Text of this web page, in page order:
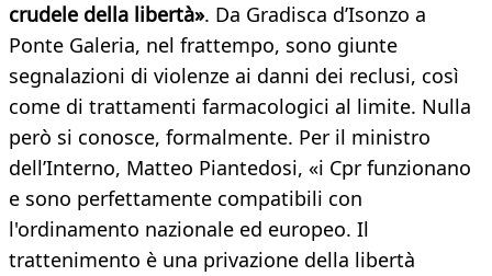
crudele della libertà». Da Gradisca d’Isonzo a
Ponte Galeria, nel frattempo, sono giunte
segnalazioni di violenze ai danni dei reclusi, così
come di trattamenti farmacologici al limite. Nulla
però si conosce, formalmente. Per il ministro
dell’Interno, Matteo Piantedosi, «i Cpr funzionano
e sono perfettamente compatibili con
l'ordinamento nazionale ed europeo. Il
trattenimento è una privazione della libertà